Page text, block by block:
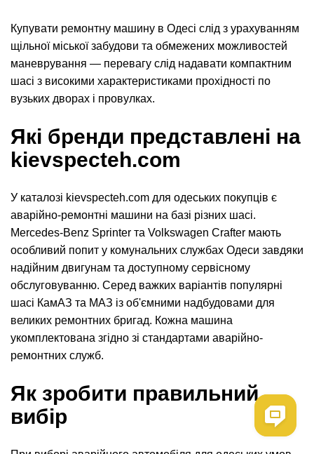
Купувати ремонтну машину в Одесі слід з урахуванням
щільної міської забудови та обмежених можливостей
маневрування — перевагу слід надавати компактним
шасі з високими характеристиками прохідності по
вузьких дворах і провулках.
Які бренди представлені на
kievspecteh.com
У каталозі kievspecteh.com для одеських покупців є
аварійно-ремонтні машини на базі різних шасі.
Mercedes-Benz Sprinter та Volkswagen Crafter мають
особливий попит у комунальних службах Одеси завдяки
надійним двигунам та доступному сервісному
обслуговуванню. Серед важких варіантів популярні
шасі КамАЗ та МАЗ із об'ємними надбудовами для
великих ремонтних бригад. Кожна машина
укомплектована згідно зі стандартами аварійно-
ремонтних служб.
Як зробити правильний
вибір